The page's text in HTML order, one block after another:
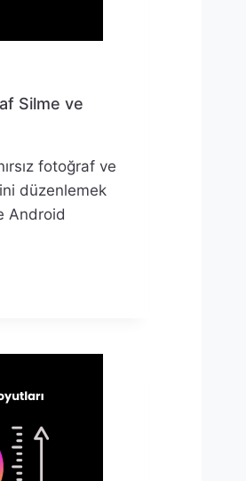
Silme ve
fotoğraf ve
düzenlemek
Android